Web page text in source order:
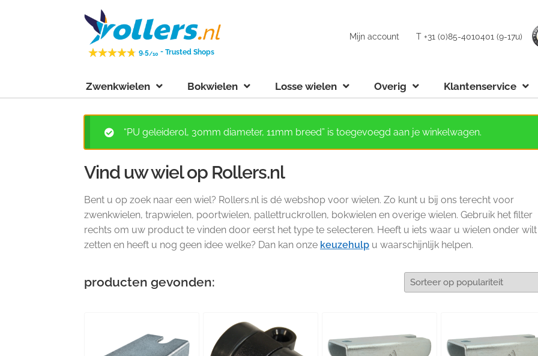
Ga
door
naar
navigatie
Ga
naar
de
inhoud
9.5/10 -Trusted Shops
Mijn account T +31 (0)85-4010401 (9-17u)
Zwenkwielen Bokwielen Losse wielen Overig Klantenservice
“PU geleiderol, 30mm diameter, 11mm breed” is toegevoegd aan je winkelwagen.
Vind uw wiel op Rollers.nl
Bent u op zoek naar een wiel? Rollers.nl is dé webshop voor wielen. Zo kunt u bij ons terecht voor
zwenkwielen, trapwielen, poortwielen, pallettruckrollen, bokwielen en overige wielen. Gebruik het filter
rechts om uw product te vinden door eerst het type te selecteren. Heeft u iets waar u wielen onder wilt
zetten en heeft u nog geen idee welke? Dan kan onze keuzehulp u waarschijnlijk helpen.
producten gevonden: